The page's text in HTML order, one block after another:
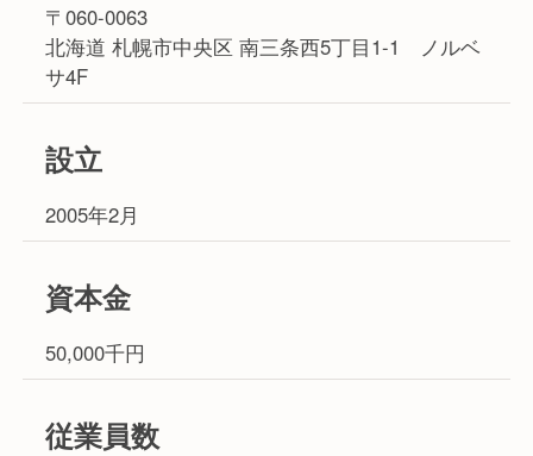
〒060-0063
北海道 札幌市中央区 南三条西5丁目1-1 ノルベ
サ4F
設立
2005年2月
資本金
50,000千円
従業員数